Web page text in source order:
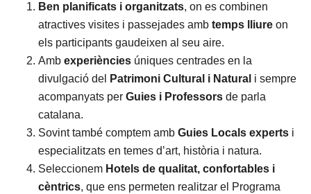
Ben planificats i organitzats, on es combinen
atractives visites i passejades amb temps lliure on
els participants gaudeixen al seu aire.
Amb experiències úniques centrades en la
divulgació del
Patrimoni Cultural i Natural i sempre
acompanyats per Guies i Professors de parla
catalana.
Sovint també comptem amb Guies Locals experts i
especialitzats en temes d’art, història i natura.
Seleccionem Hotels de qualitat, confortables i
cèntrics, que ens permeten realitzar el Programa